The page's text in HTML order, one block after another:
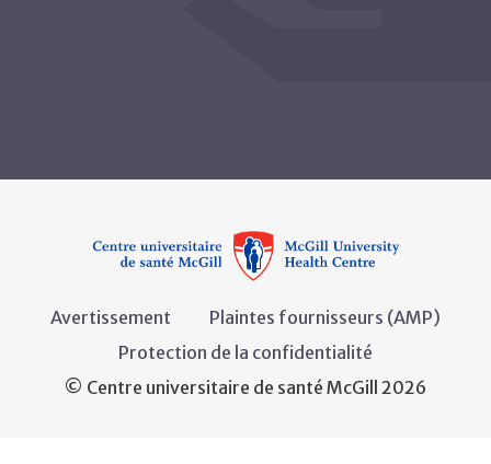
Avertissement
Plaintes fournisseurs (AMP)
Protection de la confidentialité
© Centre universitaire de santé McGill 2026